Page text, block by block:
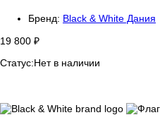
Бренд: Black & White Дания
19 800 ₽
Статус:Нет в наличии